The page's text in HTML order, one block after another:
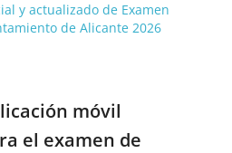
y actualizado de Examen
de Alicante 2026
móvil
el examen de